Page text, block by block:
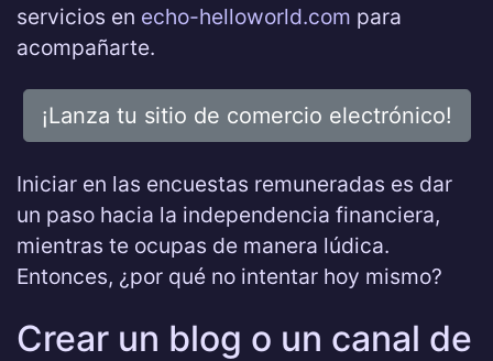
servicios en echo-helloworld.com para
acompañarte.
¡Lanza tu sitio de comercio electrónico!
Iniciar en las encuestas remuneradas es dar
un paso hacia la independencia financiera,
mientras te ocupas de manera lúdica.
Entonces, ¿por qué no intentar hoy mismo?
Crear un blog o un canal de